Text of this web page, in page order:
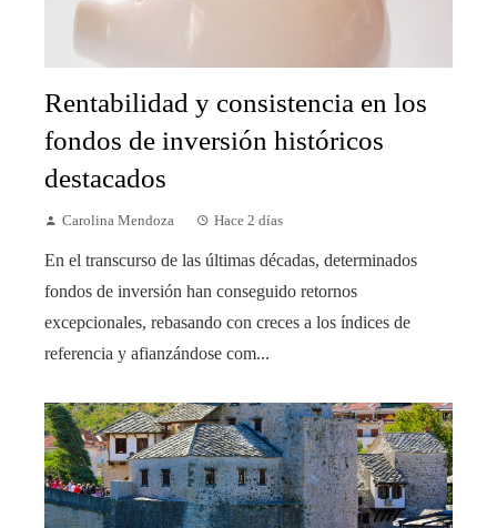
Rentabilidad y consistencia en los
fondos de inversión históricos
destacados
Carolina Mendoza Hace 2 días
En el transcurso de las últimas décadas, determinados
fondos de inversión han conseguido retornos
excepcionales, rebasando con creces a los índices de
referencia y afianzándose com...